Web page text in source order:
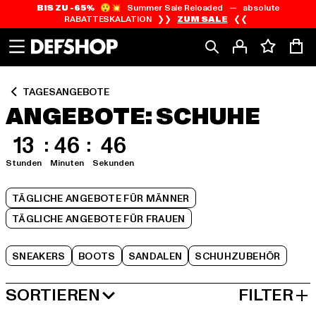
Zum
Inhalt
springen
Zum
Fußzeile
springen
BIS ZU -65%😲💥 Summer Sale Reloaded — absolute
RABATTESKALATION ❯❯ ZUM SALE ❮❮
TAGESANGEBOTE
ANGEBOTE: SCHUHE
13
Stunden
46
Minuten
45
Sekunden
TÄGLICHE ANGEBOTE FÜR MÄNNER
TÄGLICHE ANGEBOTE FÜR FRAUEN
SNEAKERS BOOTS SANDALEN SCHUHZUBEHÖR
Zum
Produktraster
springen
SORTIEREN
BELIEBTESTE FILTER